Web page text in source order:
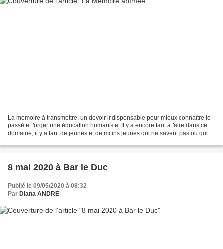
La mémoire à transmettre, un devoir indispensable pour mieux connaître le
passé et forger une éducation humaniste. Il y a encore tant à faire dans ce
domaine, il y a tant de jeunes et de moins jeunes qui ne savent pas ou qui
8 mai 2020 à Bar le Duc
Publié le 09/05/2020 à 08:32
Par Diana ANDRE